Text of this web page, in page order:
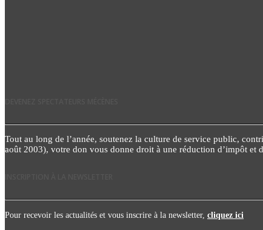
Tout au long de l’année, soutenez la culture de service public,
août 2003), votre don vous donne droit à une réduction d’impôt et
Pour recevoir les actualités et vous inscrire à la newsletter, cliquez ici